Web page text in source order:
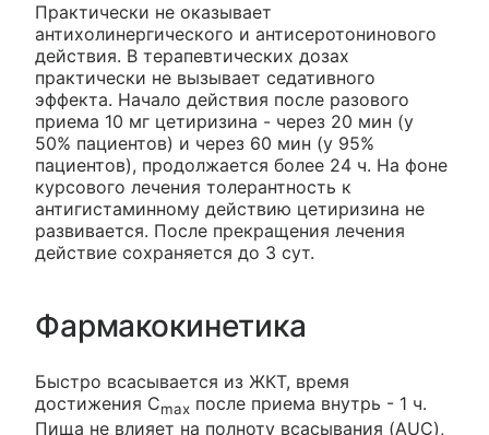
Практически не оказывает
антихолинергического и антисеротонинового
действия. В терапевтических дозах
практически не вызывает седативного
эффекта. Начало действия после разового
приема 10 мг цетиризина - через 20 мин (у
50% пациентов) и через 60 мин (у 95%
пациентов), продолжается более 24 ч. На фоне
курсового лечения толерантность к
антигистаминному действию цетиризина не
развивается. После прекращения лечения
действие сохраняется до 3 сут.
Фармакокинетика
Быстро всасывается из ЖКТ, время
достижения Cmax после приема внутрь - 1 ч.
Пища не влияет на полноту всасывания (AUC),